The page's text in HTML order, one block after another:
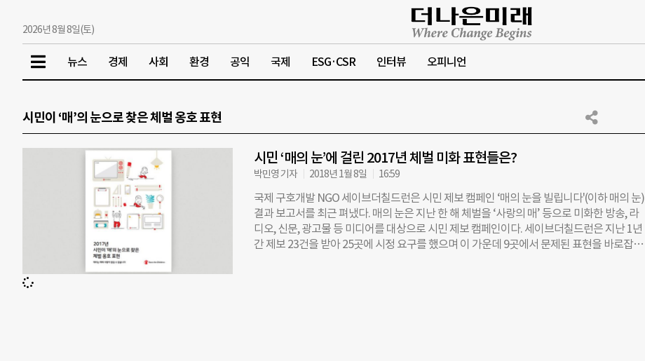
2026년 8월 8일(토)
뉴스 경제 사회 환경 공익 국제 ESG·CSR 인터뷰 오피니언
시민이 ‘매’의 눈으로 찾은 체벌 옹호 표현
시민 ‘매의 눈’에 걸린 2017년 체벌 미화 표현들은?
박민영 기자 2018년 1월 8일 16:59
국제 구호개발 NGO 세이브더칠드런은 시민 제보 캠페인 ‘매의 눈을 빌립니다'(이하 매의 눈)
결과 보고서를 최근 펴냈다. 매의 눈은 지난 한 해 체벌을 ‘사랑의 매’ 등으로 미화한 방송, 라
디오, 신문, 광고물 등 미디어를 대상으로 시민 제보 캠페인이다. 세이브더칠드런은 지난 1년
간 제보 23건을 받아 25곳에 시정 요구를 했으며 이 가운데 9곳에서 문제된 표현을 바로잡거